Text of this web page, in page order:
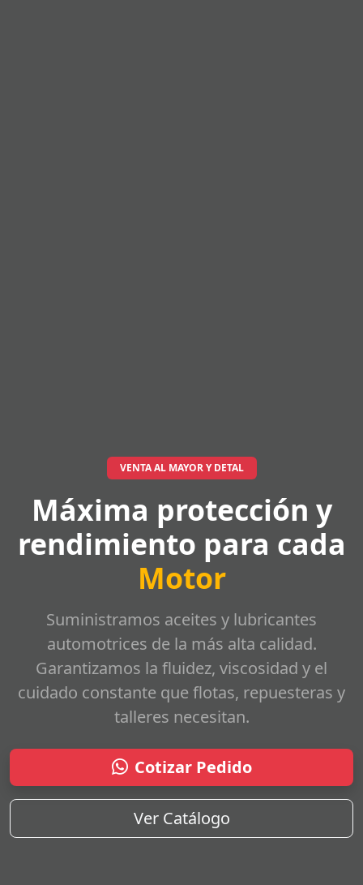
VENTA AL MAYOR Y DETAL
Máxima protección y
rendimiento para cada
Motor
Suministramos aceites y lubricantes
automotrices de la más alta calidad.
Garantizamos la fluidez, viscosidad y el
cuidado constante que flotas, repuesteras y
talleres necesitan.
Cotizar Pedido
Ver Catálogo